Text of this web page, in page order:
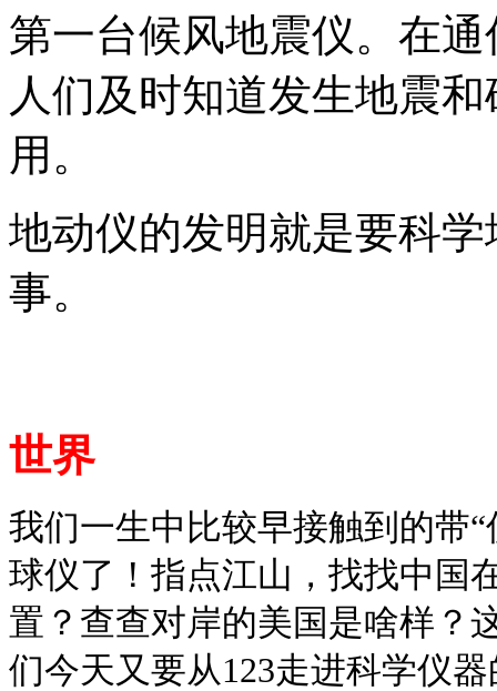
第一台候风地震仪。在
人们及时知道发生地震
用。
地动仪的发明就是要科
事。
世界
我们一生中比较早接触到的带
球仪了！指点江山，找找中国
置？查查对岸的美国是啥样？
们今天又要从123走进科学仪